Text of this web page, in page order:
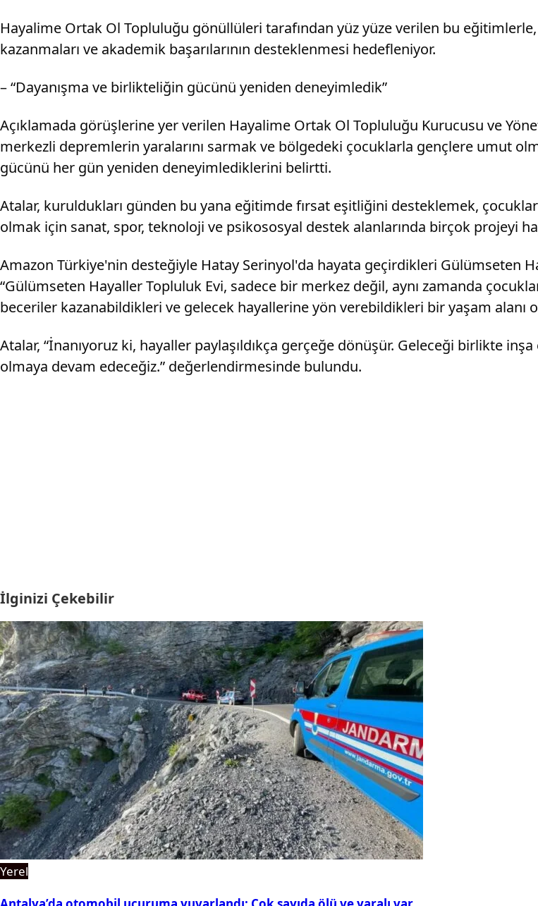
Hayalime Ortak Ol Topluluğu gönüllüleri tarafından yüz yüze verilen bu
kazanmaları ve akademik başarılarının desteklenmesi hedefleniyor.
– “Dayanışma ve birlikteliğin gücünü yeniden deneyimledik”
Açıklamada görüşlerine yer verilen Hayalime Ortak Ol Topluluğu Kurucusu ve
merkezli depremlerin yaralarını sarmak ve bölgedeki çocuklarla gençlere umut
gücünü her gün yeniden deneyimlediklerini belirtti.
Atalar, kuruldukları günden bu yana eğitimde fırsat eşitliğini desteklemek,
olmak için sanat, spor, teknoloji ve psikososyal destek alanlarında birçok projeyi
Amazon Türkiye'nin desteğiyle Hatay Serinyol'da hayata geçirdikleri Gülümseten
“Gülümseten Hayaller Topluluk Evi, sadece bir merkez değil, aynı zamanda
beceriler kazanabildikleri ve gelecek hayallerine yön verebildikleri bir yaşam alanı
Atalar, “İnanıyoruz ki, hayaller paylaşıldıkça gerçeğe dönüşür. Geleceği birlikte
olmaya devam edeceğiz.” değerlendirmesinde bulundu.
İlginizi Çekebilir
Yerel